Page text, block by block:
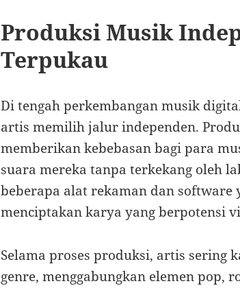
Produksi Musik
Terpukau
Di tengah perkembangan musik
artis memilih jalur independen.
memberikan kebebasan bagi para
suara mereka tanpa terkekang oleh
beberapa alat rekaman dan software
menciptakan karya yang berpotensi
Selama proses produksi, artis sering
genre, menggabungkan elemen pop,